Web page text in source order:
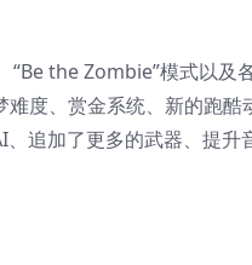
“Be the Zombie”模式以及
度、赏金系统、新的跑酷
追加了更多的武器、提升